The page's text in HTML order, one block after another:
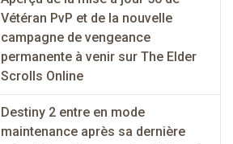
Vétéran PvP et de la nouvelle
campagne de vengeance
permanente à venir sur The Elder
Scrolls Online
Destiny 2 entre en mode
maintenance après sa dernière